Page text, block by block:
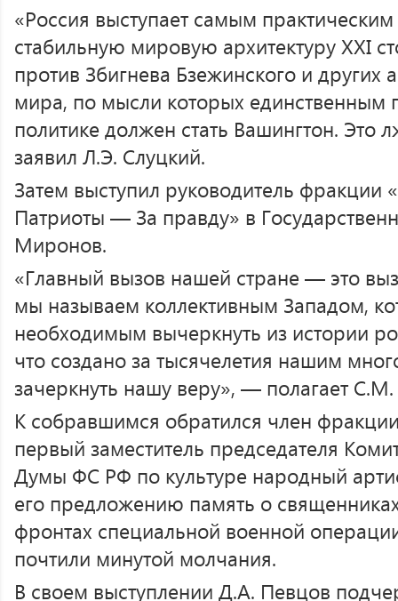
«Россия выступает самым
стабильную мировую архитектуру XXI
против Збигнева Бзежинского и других
мира, по мысли которых
политике должен стать Вашингтон. Это
заявил Л.Э. Слуцкий.
Затем выступил руководитель
Патриоты — За правду» в
Миронов.
«Главный вызов нашей стране — это
мы называем коллективным Западом,
необходимым вычеркнуть из истории
что создано за тысячелетия нашим
зачеркнуть нашу веру», — полагает
К собравшимся обратился член
первый заместитель председателя
Думы ФС РФ по культуре народный
его предложению память о
фронтах специальной военной
почтили минутой молчания.
В своем выступлении Д.А. Певцов